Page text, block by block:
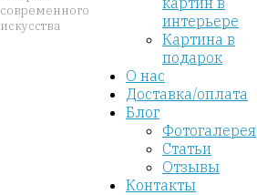
современного
искусства
интерьере
Картина в
подарок
О нас
Доставка/оплата
Блог
Фотогалерея
Статьи
Отзывы
Контакты